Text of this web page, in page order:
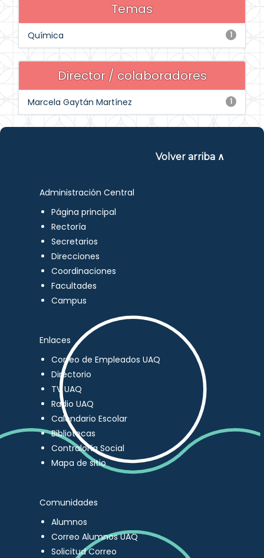
Temas
1
Química
Director / colaboradores
1
Marcela Gaytán Martínez
Volver arriba ∧
Administración Central
Página principal
Rectoría
Secretarios
Direcciones
Coordinaciones
Facultades
Campus
Enlaces
Correo de Empleados UAQ
Directorio
TV UAQ
Radio UAQ
Calendario Escolar
Bibliotecas
Contraloría Social
Mapa de sitio
Comunidades
Alumnos
Correo Alumnos UAQ
Solicitud Correo